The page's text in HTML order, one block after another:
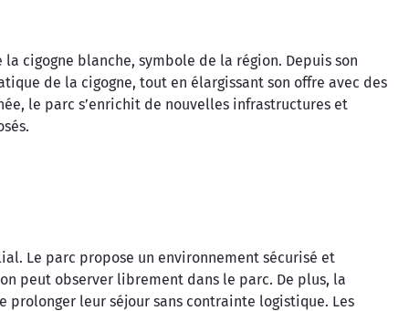
cigogne blanche, symbole de la région. Depuis son
de la cigogne, tout en élargissant son offre avec des
le parc s’enrichit de nouvelles infrastructures et
Le parc propose un environnement sécurisé et
peut observer librement dans le parc. De plus, la
prolonger leur séjour sans contrainte logistique. Les